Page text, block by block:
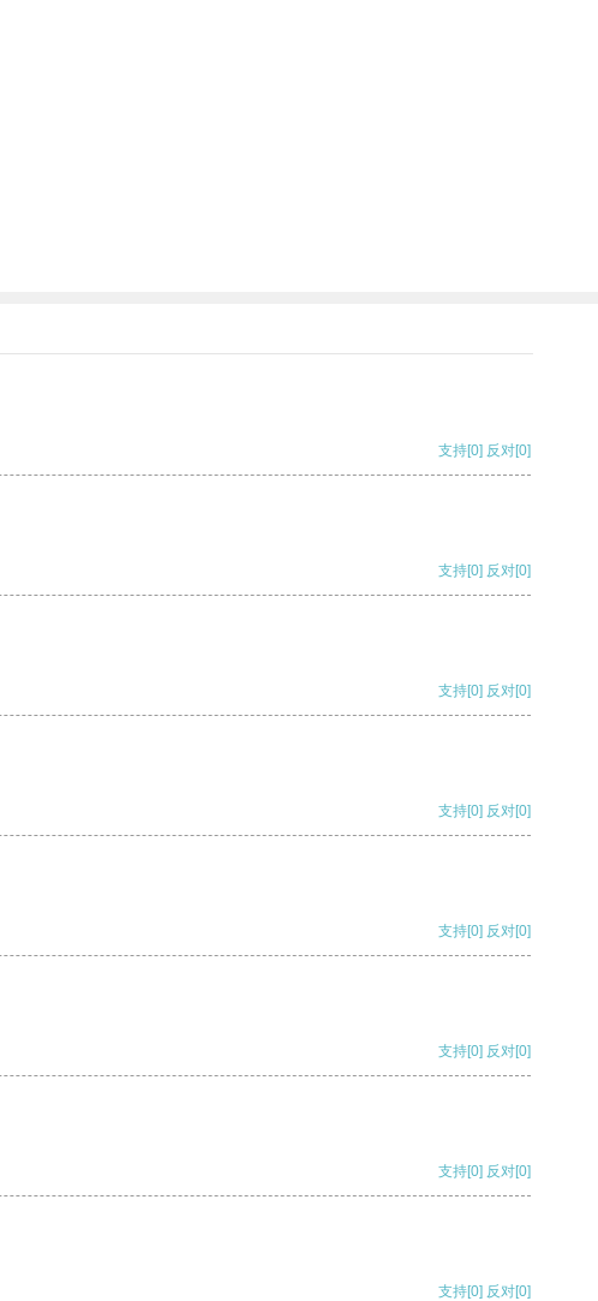
支持[0] 反对[0]
支持[0] 反对[0]
支持[0] 反对[0]
支持[0] 反对[0]
支持[0] 反对[0]
支持[0] 反对[0]
支持[0] 反对[0]
支持[0] 反对[0]